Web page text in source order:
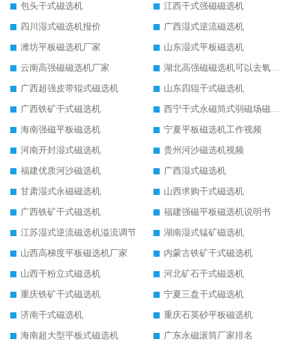
包头干式磁选机
江西干式强磁磁选机
四川湿式磁选机报价
广西湿式逆流磁选机
潍坊平板磁选机厂家
山东湿式平板磁选机
云南高强磁磁选机厂家
湖北高强磁磁选机可以去氧化铝
广西超强皮带辊式磁选机
山东四辊干式磁选机
广西铁矿干式磁选机
西宁干式永磁筒式弱磁场磁选机结构图
海南强磁平板磁选机
宁夏平板磁选机工作视频
河南开封湿式磁选机
贵州河沙磁选机视频
福建优质河沙磁选机
广西湿式磁选机
甘肃湿式永磁磁选机
山西求购干式磁选机
广西铁矿干式磁选机
福建强磁平板磁选机说明书
江苏湿式逆流磁选机溢流调节
湖南湿式锰矿磁选机
山西高梯度平板磁选机厂家
内蒙古铁矿干式磁选机
山西干粉立式磁选机
河北矿石干式磁选机
重庆铁矿干式磁选机
宁夏三盘干式磁选机
济南干式磁选机
重庆石英砂平板磁选机
海南超大型平板式磁选机
广东永磁滚筒厂家排名